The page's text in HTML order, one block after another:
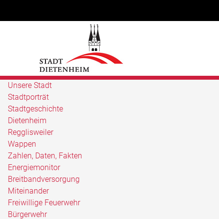
Unsere Stadt
Stadtporträt
Stadtgeschichte
Dietenheim
Regglisweiler
Wappen
Zahlen, Daten, Fakten
Energiemonitor
Breitbandversorgung
Miteinander
Freiwillige Feuerwehr
Bürgerwehr